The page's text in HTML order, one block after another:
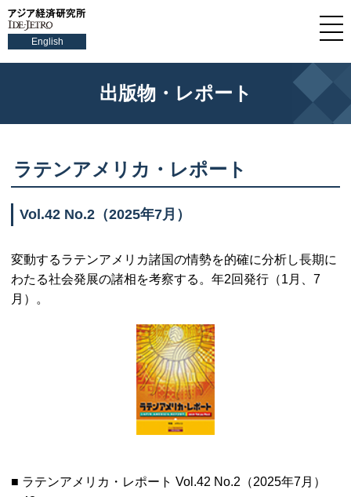
English
出版物・レポート
ラテンアメリカ・レポート
Vol.42 No.2（2025年7月）
変動するラテンアメリカ諸国の情勢を的確に分析し長期に
わたる社会発展の諸相を考察する。年2回発行（1月、7
月）。
■ ラテンアメリカ・レポート Vol.42 No.2（2025年7月）